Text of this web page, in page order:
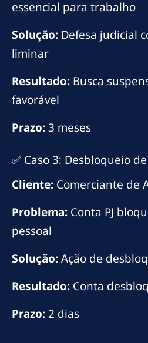
essencial para trabalho
Solução: Defesa judicial
liminar
Resultado: Busca
favorável
Prazo:3 meses
✅ Caso 3: Desbloqueio
Cliente: Comerciante de
Problema: Conta PJ
pessoal
Solução:Ação de
Resultado: Conta
Prazo: 2 dias